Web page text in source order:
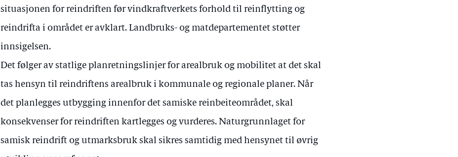
situasjonen for reindriften før vindkraftverkets forhold til reinflytting og
reindrifta i området er avklart. Landbruks- og matdepartementet støtter
innsigelsen.
Det følger av statlige planretningslinjer for arealbruk og mobilitet at det skal
tas hensyn til reindriftens arealbruk i kommunale og regionale planer. Når
det planlegges utbygging innenfor det samiske reinbeiteområdet, skal
konsekvenser for reindriften kartlegges og vurderes. Naturgrunnlaget for
samisk reindrift og utmarksbruk skal sikres samtidig med hensynet til øvrig